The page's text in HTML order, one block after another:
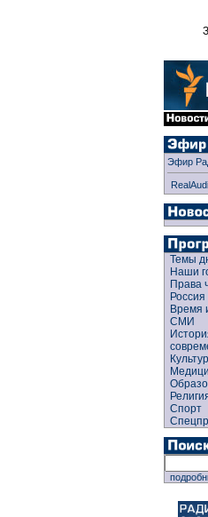
Эфир
Темы
Наши
Права
Россия
Время
СМИ
Спорт